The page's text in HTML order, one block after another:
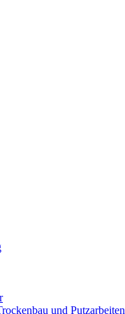
und Putzarbeiten